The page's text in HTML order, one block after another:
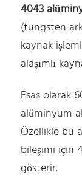
4043
(tungsten
kaynak
alaşımlı
Esas olarak
alüminyum
Özellikle bu
bileşimi için
gösterir.